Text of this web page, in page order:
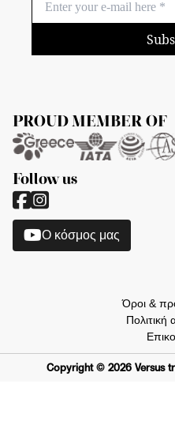
PROUD MEMBER OF
Follow us
O κόσμος μας
Όροι &
Copyright © 2026 Versus